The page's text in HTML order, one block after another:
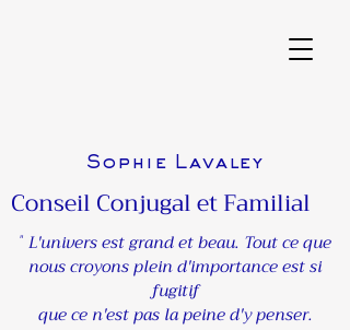
Sophie Lavaley
" L'univers est grand et beau. Tout ce que
nous croyons plein d'importance est si
fugitif
que ce n'est pas la peine d'y penser.
Conseil Conjugal et Familial